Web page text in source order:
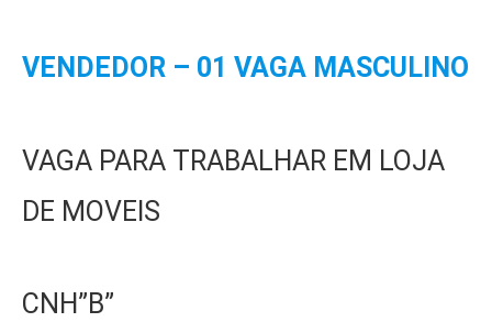
VENDEDOR – 01 VAGA MASCULINO
VAGA PARA TRABALHAR EM LOJA
DE MOVEIS
CNH”B”